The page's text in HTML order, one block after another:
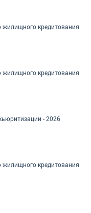
жилищного кредитования
жилищного кредитования
- 2026
жилищного кредитования